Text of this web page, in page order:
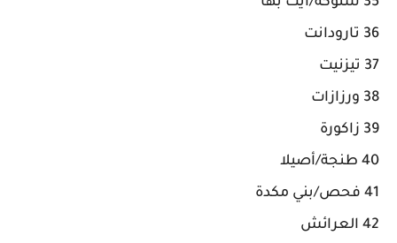
36 تارودانت
37 تيزنيت
38 ورزازات
39 زاكورة
40 طنجة/أصيلا
41 فحص/بني مكدة
42 العرائش